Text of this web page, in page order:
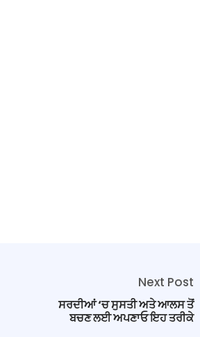
Next Post
ਸਰਦੀਆਂ ‘ਚ ਸੁਸਤੀ ਅਤੇ ਆਲਸ ਤੋਂ
ਬਚਣ ਲਈ ਅਪਣਾਓ ਇਹ ਤਰੀਕੇ